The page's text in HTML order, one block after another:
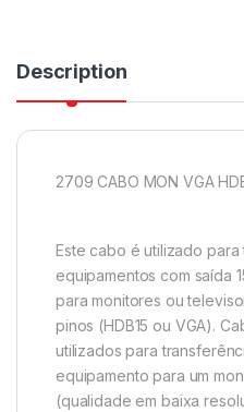
Description
2709 CABO MON VGA
Este cabo é utilizado para
equipamentos com saída
para monitores ou
pinos (HDB15 ou VGA).
utilizados para
equipamento para um
(qualidade em baixa